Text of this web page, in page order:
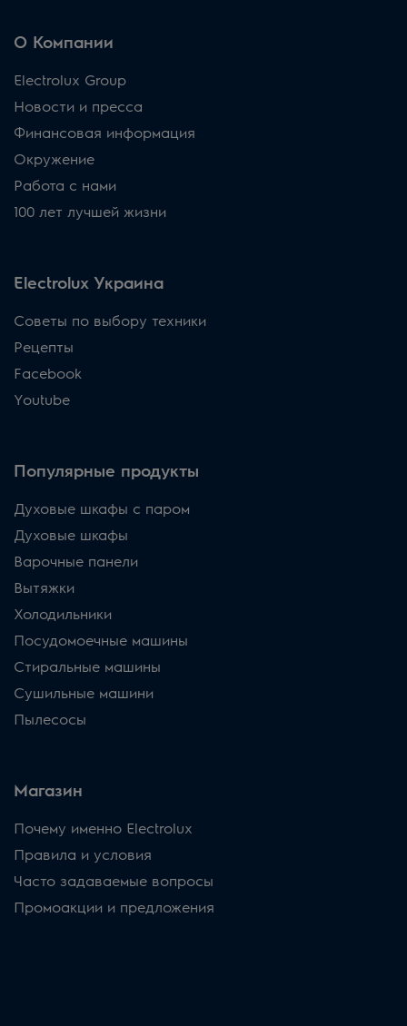
О Компании
Electrolux Group
Новости и пресса
Финансовая информация
Окружение
Работа с нами
100 лет лучшей жизни
Electrolux Украина
Советы по выбору техники
Рецепты
Facebook
Youtube
Популярные продукты
Духовые шкафы с паром
Духовые шкафы
Варочные панели
Вытяжки
Холодильники
Посудомоечные машины
Стиральные машины
Сушильные машини
Пылесосы
Магазин
Почему именно Electrolux
Правила и условия
Часто задаваемые вопросы
Промоакции и предложения